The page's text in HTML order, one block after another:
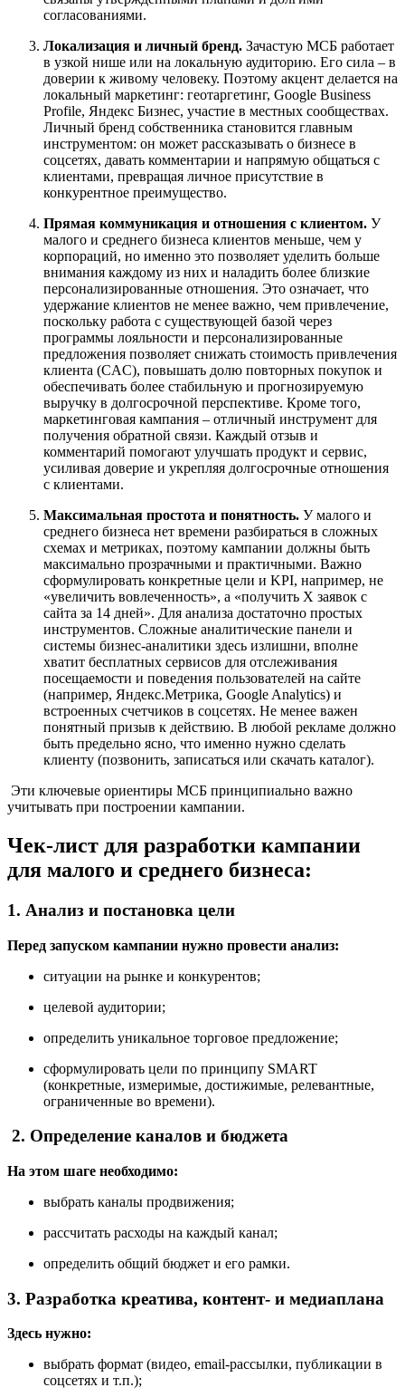
согласованиями.
Локализация и личный бренд. Зачастую МСБ работает
в узкой нише или на локальную аудиторию. Его сила – в
доверии к живому человеку. Поэтому акцент делается на
локальный маркетинг: геотаргетинг, Google Business
Profile, Яндекс Бизнес, участие в местных сообществах.
Личный бренд собственника становится главным
инструментом: он может рассказывать о бизнесе в
соцсетях, давать комментарии и напрямую общаться с
клиентами, превращая личное присутствие в
конкурентное преимущество.
Прямая коммуникация и отношения с клиентом. У
малого и среднего бизнеса клиентов меньше, чем у
корпораций, но именно это позволяет уделить больше
внимания каждому из них и наладить более близкие
персонализированные отношения. Это означает, что
удержание клиентов не менее важно, чем привлечение,
поскольку работа с существующей базой через
программы лояльности и персонализированные
предложения позволяет снижать стоимость привлечения
клиента (CAC), повышать долю повторных покупок и
обеспечивать более стабильную и прогнозируемую
выручку в долгосрочной перспективе. Кроме того,
маркетинговая кампания – отличный инструмент для
получения обратной связи. Каждый отзыв и
комментарий помогают улучшать продукт и сервис,
усиливая доверие и укрепляя долгосрочные отношения
с клиентами.
Максимальная простота и понятность. У малого и
среднего бизнеса нет времени разбираться в сложных
схемах и метриках, поэтому кампании должны быть
максимально прозрачными и практичными. Важно
сформулировать конкретные цели и KPI, например, не
«увеличить вовлеченность», а «получить Х заявок с
сайта за 14 дней». Для анализа достаточно простых
инструментов. Сложные аналитические панели и
системы бизнес‑аналитики здесь излишни, вполне
хватит бесплатных сервисов для отслеживания
посещаемости и поведения пользователей на сайте
(например, Яндекс.Метрика, Google Analytics) и
встроенных счетчиков в соцсетях. Не менее важен
понятный призыв к действию. В любой рекламе должно
быть предельно ясно, что именно нужно сделать
клиенту (позвонить, записаться или скачать каталог).
Эти ключевые ориентиры МСБ принципиально важно
учитывать при построении кампании.
Чек-лист для разработки кампании
для малого и среднего бизнеса:
1. Анализ и постановка цели
Перед запуском кампании нужно провести анализ:
ситуации на рынке и конкурентов;
целевой аудитории;
определить уникальное торговое предложение;
сформулировать цели по принципу SMART
(конкретные, измеримые, достижимые, релевантные,
ограниченные во времени).
2. Определение каналов и бюджета
На этом шаге необходимо:
выбрать каналы продвижения;
рассчитать расходы на каждый канал;
определить общий бюджет и его рамки.
3. Разработка креатива, контент- и медиаплана
Здесь нужно:
выбрать формат (видео, email-рассылки, публикации в
соцсетях и т.п.);